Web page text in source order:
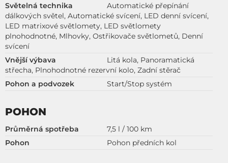
Světelná technika
Automatické přepínání
dálkových světel, Automatické svícení, LED denní svícení,
LED matrixové světlomety, LED světlomety
plnohodnotné, Mlhovky, Ostřikovače světlometů, Denní
svícení
Vnější výbava
Litá kola, Panoramatická
střecha, Plnohodnotné rezervní kolo, Zadní stěrač
Pohon a podvozek
Start/Stop systém
POHON
Průměrná spotřeba
7,5 l / 100 km
Pohon
Pohon předních kol